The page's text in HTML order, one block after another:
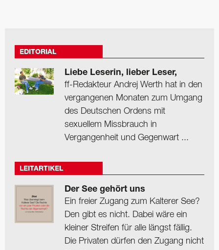
EDITORIAL
Liebe Leserin, lieber Leser,
ff-Redakteur Andrej Werth hat in den
vergangenen Monaten zum Umgang
des Deutschen Ordens mit
sexuellem Missbrauch in
Vergangenheit und Gegenwart ...
LEITARTIKEL
Der See gehört uns
Ein freier Zugang zum Kalterer See?
Den gibt es nicht. Dabei wäre ein
kleiner Streifen für alle längst fällig.
Die Privaten dürfen den Zugang nicht